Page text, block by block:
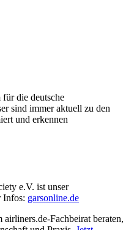
die deutsche
sind immer aktuell zu den
und erkennen
e.V. ist unser
Infos: garsonline.de
Fachbeirat beraten,